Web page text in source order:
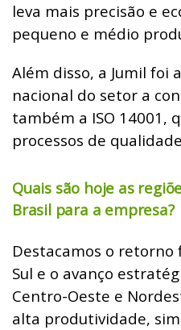
leva mais precisão e
pequeno e médio
Além disso, a Jumil foi
nacional do setor a
também a ISO 14001,
processos de
Quais são hoje as
Brasil para a empresa?
Destacamos o retorno
Sul e o avanço
Centro-Oeste e
alta produtividade,